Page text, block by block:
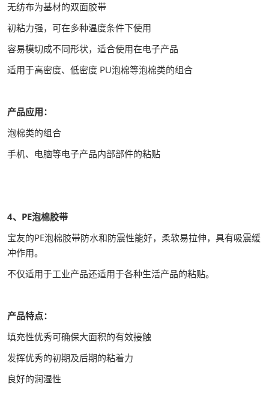
无纺布为基材的双面胶带
初粘力强，可在多种温度条件下使用
容易模切成不同形状，适合使用在电子产品
适用于高密度、低密度 PU泡棉等泡棉类的组合
产品应用：
泡棉类的组合
手机、电脑等电子产品内部部件的粘贴
4、PE泡棉胶带
宝友的PE泡棉胶带防水和防震性能好，柔软易拉伸，具有吸震缓
冲作用。
不仅适用于工业产品还适用于各种生活产品的粘贴。
产品特点：
填充性优秀可确保大面积的有效接触
发挥优秀的初期及后期的粘着力
良好的润湿性